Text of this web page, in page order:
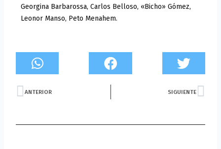
Georgina Barbarossa, Carlos Belloso, «Bicho» Gómez,
Leonor Manso, Peto Menahem.
Prev
ANTERIOR SIGUIENTE